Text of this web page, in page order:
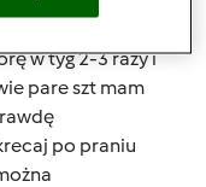
w tyg 2-3 razy i
pare szt mam
po praniu